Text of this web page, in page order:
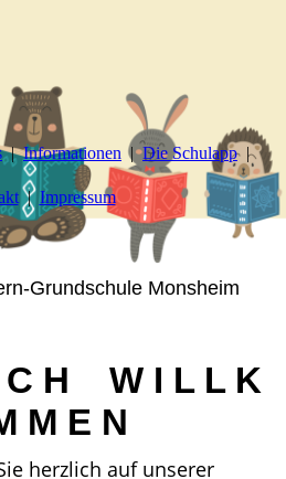
Informationen Die Schulapp
Impressum
Grundschule Monsheim
C H W I L L K
M E N
herzlich auf unserer